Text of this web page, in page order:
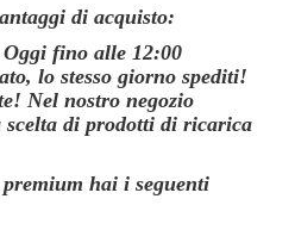
di acquisto:
Oggi fino alle 12:00
lo stesso giorno spediti!
Nel nostro negozio
scelta di prodotti di ricarica
hai i seguenti